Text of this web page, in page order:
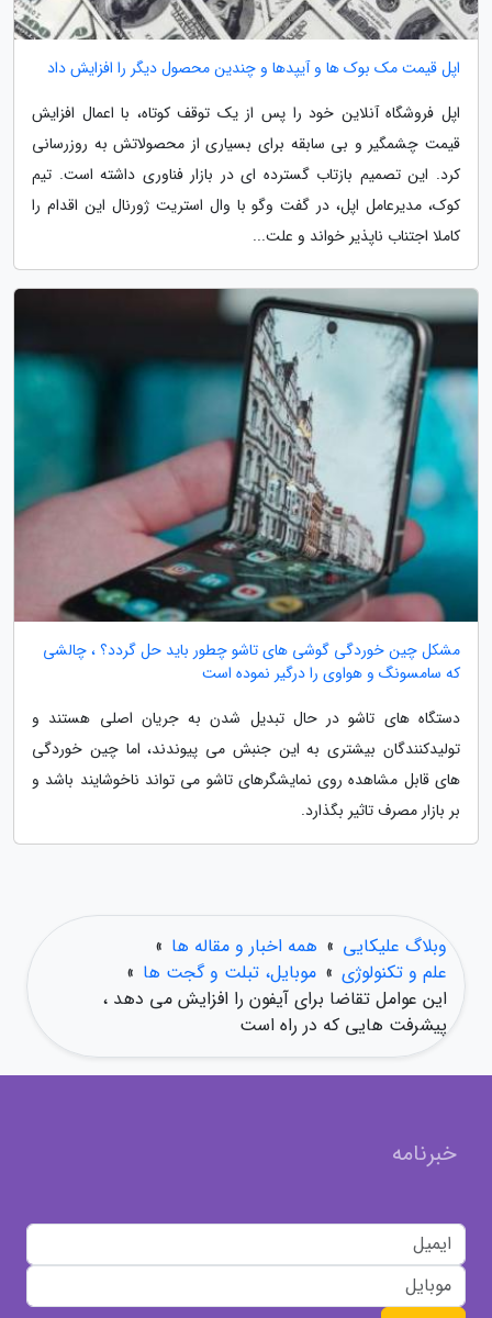
اپل قیمت مک بوک ها و آیپدها و چندین محصول دیگر را افزایش داد
اپل فروشگاه آنلاین خود را پس از یک توقف کوتاه، با اعمال افزایش
قیمت چشمگیر و بی سابقه برای بسیاری از محصولاتش به روزرسانی
کرد. این تصمیم بازتاب گسترده ای در بازار فناوری داشته است. تیم
کوک، مدیرعامل اپل، در گفت وگو با وال استریت ژورنال این اقدام را
کاملا اجتناب ناپذیر خواند و علت...
مشکل چین خوردگی گوشی های تاشو چطور باید حل گردد؟ ، چالشی
که سامسونگ و هواوی را درگیر نموده است
دستگاه های تاشو در حال تبدیل شدن به جریان اصلی هستند و
تولیدکنندگان بیشتری به این جنبش می پیوندند، اما چین خوردگی
های قابل مشاهده روی نمایشگرهای تاشو می تواند ناخوشایند باشد و
بر بازار مصرف تاثیر بگذارد.
وبلاگ علیکایی » همه اخبار و مقاله ها »
علم و تکنولوژی » موبایل، تبلت و گجت ها »
این عوامل تقاضا برای آیفون را افزایش می دهد ،
پیشرفت هایی که در راه است
خبرنامه